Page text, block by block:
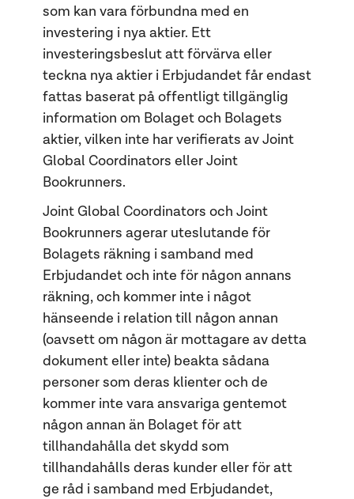
som kan vara förbundna med en
investering i nya aktier. Ett
investeringsbeslut att förvärva eller
teckna nya aktier i Erbjudandet får endast
fattas baserat på offentligt tillgänglig
information om Bolaget och Bolagets
aktier, vilken inte har verifierats av Joint
Global Coordinators eller Joint
Bookrunners.
Joint Global Coordinators och Joint
Bookrunners agerar uteslutande för
Bolagets räkning i samband med
Erbjudandet och inte för någon annans
räkning, och kommer inte i något
hänseende i relation till någon annan
(oavsett om någon är mottagare av detta
dokument eller inte) beakta sådana
personer som deras klienter och de
kommer inte vara ansvariga gentemot
någon annan än Bolaget för att
tillhandahålla det skydd som
tillhandahålls deras kunder eller för att
ge råd i samband med Erbjudandet,